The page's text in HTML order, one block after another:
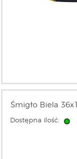
Śmigło Biela
Dostępna ilość: